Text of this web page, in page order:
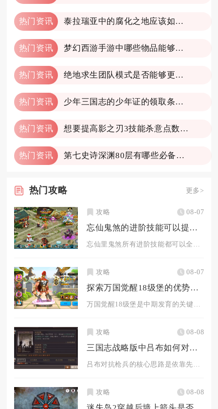
热门资讯 泰拉瑞亚中的腐化之地应该如何开采
热门资讯 梦幻西游手游中哪些物品能够轻松转化为金币
热门资讯 绝地求生团队模式是否能够更改地图
热门资讯 少年三国志的少年证的领取条件是什么
热门资讯 想要提高影之刃3技能杀意点数该怎么做
热门资讯 第七史诗深渊80层有哪些必备装备
热门攻略 更多>
攻略 08-07
忘仙鬼煞的进阶技能可以提高实力吗
攻略 08-07
探索万国觉醒18级堡的优势有哪些
攻略 08-08
三国志战略版中吕布如何对付对方的枪兵
攻略 08-08